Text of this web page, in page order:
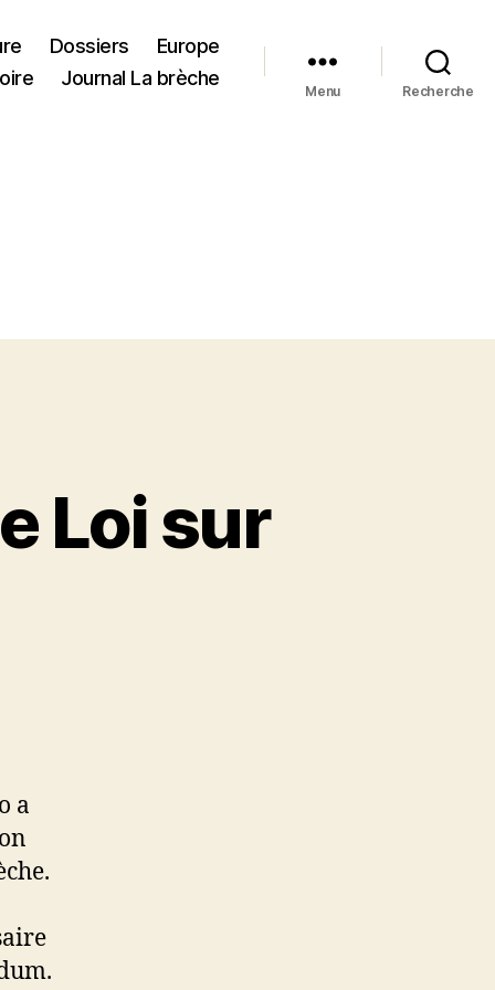
Dossiers
Europe
Journal La brèche
Menu Recherche
Loi sur
a